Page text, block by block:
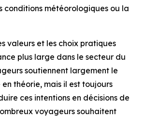
conditions météorologiques ou la
valeurs et les choix pratiques
plus large dans le secteur du
soutiennent largement le
théorie, mais il est toujours
ces intentions en décisions de
voyageurs souhaitent